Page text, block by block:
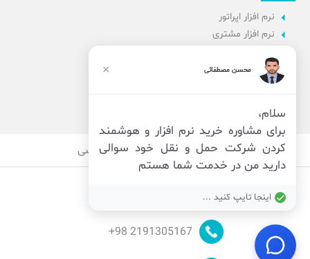
نرم افزار اپراتور
نرم افزار مشتری
نرم افزار راننده
پنل مدیریت
قوانین امنیت حریم خصوصی
2191305167
98+
محسن مصطفائی ×
سلام،
برای مشاوره خرید نرم افزار و هوشمند
کردن شرکت حمل و نقل خود سوالی
دارید من در خدمت شما هستم
اینجا تایپ کنید ...